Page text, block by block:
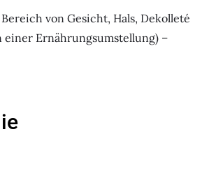
von Gesicht, Hals, Dekolleté
Ernährungsumstellung) –